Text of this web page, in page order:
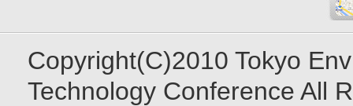
Copyright(C)2010 Tokyo
Technology Conference All